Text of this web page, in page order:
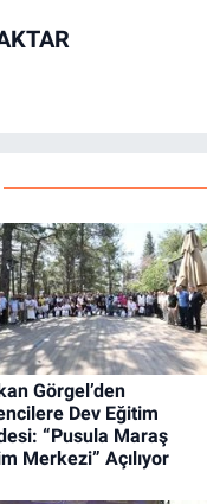
Görgel’den
Dev Eğitim
“Pusula Maraş
Merkezi” Açılıyor